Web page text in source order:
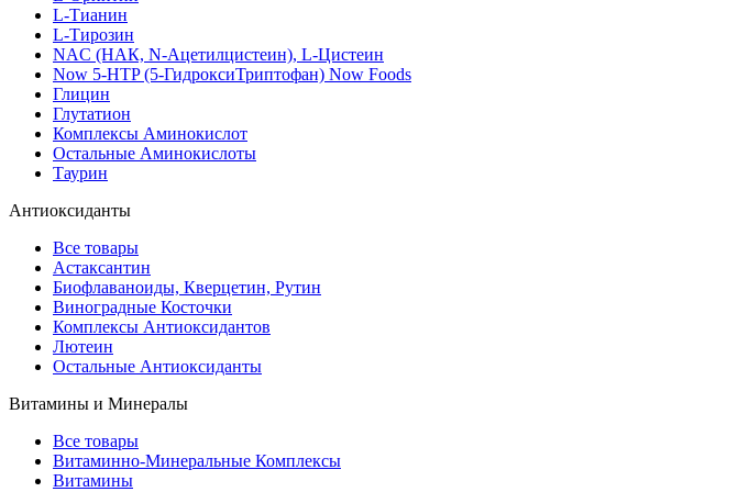
L-Тианин
L-Тирозин
NAC (НАК, N-Ацетилцистеин), L-Цистеин
Now 5-HTP (5-ГидроксиТриптофан) Now Foods
Глицин
Глутатион
Комплексы Аминокислот
Остальные Аминокислоты
Таурин
Антиоксиданты
Все товары
Астаксантин
Биофлаваноиды, Кверцетин, Рутин
Виноградные Косточки
Комплексы Антиоксидантов
Лютеин
Остальные Антиоксиданты
Витамины и Минералы
Все товары
Витаминно-Минеральные Комплексы
Витамины